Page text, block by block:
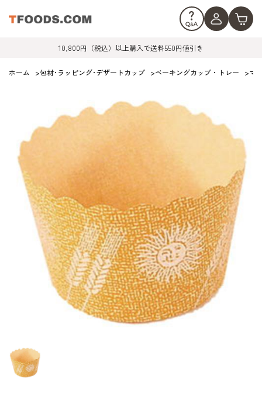
10,800円（税込）以上購入で送料550円値引き
ホーム >包材･ラッピング･デザートカップ >ベーキングカップ・トレー >マ